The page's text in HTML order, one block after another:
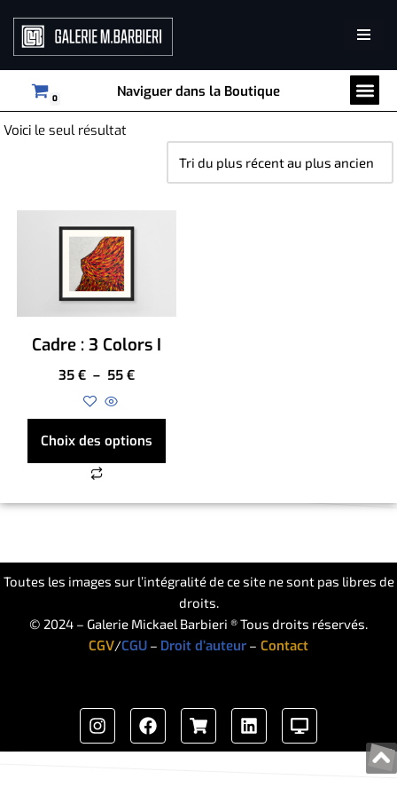
Aller
au
contenu
0 Naviguer dans la Boutique
Voici le seul résultat
Cadre : 3 Colors I
35€ – 55€
Choix des options
Toutes les images sur l’intégralité de ce site ne sont pas libres de
droits.
© 2024 – Galerie Mickael Barbieri ® Tous droits réservés.
CGV/CGU – Droit d’auteur – Contact